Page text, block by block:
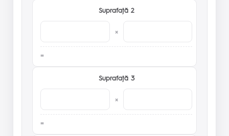
Suprafaţă 2
×
Suprafaţă 3
×